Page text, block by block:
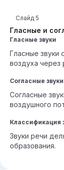
Гласные и
Слайд 5
Гласные звуки
Гласные
воздуха через
Согласные звуки
Согласные
воздушного
Классификация
Звуки речи
образования.